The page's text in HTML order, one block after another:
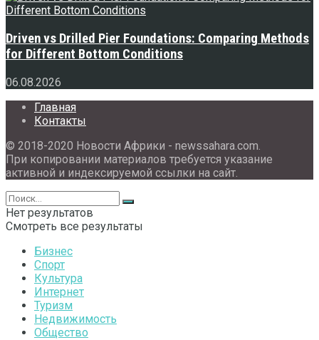
Driven vs Drilled Pier Foundations: Comparing Methods
for Different Bottom Conditions
06.08.2026
Главная
Контакты
© 2018-2020 Новости Африки - newssahara.com.
При копировании материалов требуется указание
активной и индексируемой ссылки на сайт.
Нет результатов
Смотреть все результаты
Бизнес
Спорт
Культура
Интернет
Туризм
Недвижимость
Общество